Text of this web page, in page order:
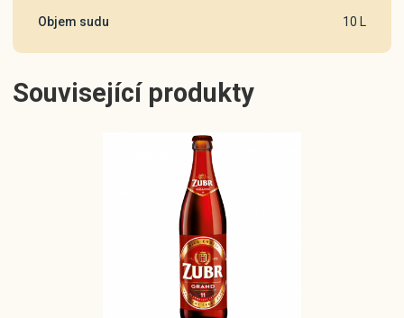
množství
Objem sudu 10 L
Související produkty